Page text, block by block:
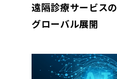
遠隔診療サービスの
グローバル展開